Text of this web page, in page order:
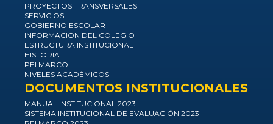
PROYECTOS TRANSVERSALES
SERVICIOS
GOBIERNO ESCOLAR
INFORMACIÓN DEL COLEGIO
ESTRUCTURA INSTITUCIONAL
HISTORIA
PEI MARCO
NIVELES ACADÉMICOS
DOCUMENTOS INSTITUCIONALES
MANUAL INSTITUCIONAL 2023
SISTEMA INSTITUCIONAL DE EVALUACIÓN 2023